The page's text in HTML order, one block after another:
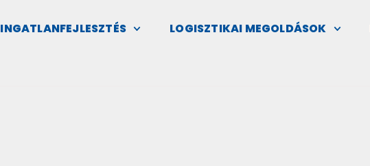
INGATLANFEJLESZTÉS LOGISZTIKAI MEGOLDÁSOK